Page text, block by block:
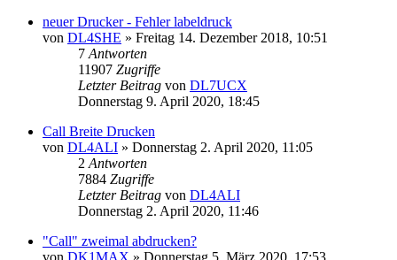
neuer Drucker - Fehler labeldruck
von DL4SHE » Freitag 14. Dezember 2018, 10:51
7 Antworten
11907 Zugriffe
Letzter Beitrag von DL7UCX
Donnerstag 9. April 2020, 18:45
Call Breite Drucken
von DL4ALI » Donnerstag 2. April 2020, 11:05
2 Antworten
7884 Zugriffe
Letzter Beitrag von DL4ALI
Donnerstag 2. April 2020, 11:46
"Call" zweimal abdrucken?
von DK1MAX » Donnerstag 5. März 2020, 17:53